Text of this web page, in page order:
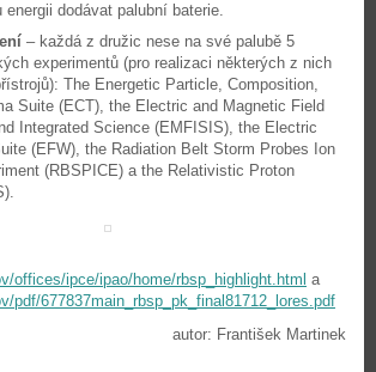
energii dodávat palubní baterie.
– každá z družic nese na své palubě 5
experimentů (pro realizaci některých z nich
The Energetic Particle, Composition,
Suite (ECT), the Electric and Magnetic Field
Integrated Science (EMFISIS), the Electric
(EFW), the Radiation Belt Storm Probes Ion
(RBSPICE) a the Relativistic Proton
offices/ipce/ipao/home/rbsp_highlight.html a
pdf/677837main_rbsp_pk_final81712_lores.pdf
autor: František Martinek